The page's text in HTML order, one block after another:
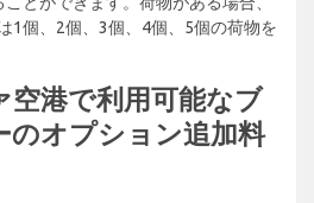
1個、2個、3個、4個、5個の荷物を
空港で利用可能なブ
のオプション追加料